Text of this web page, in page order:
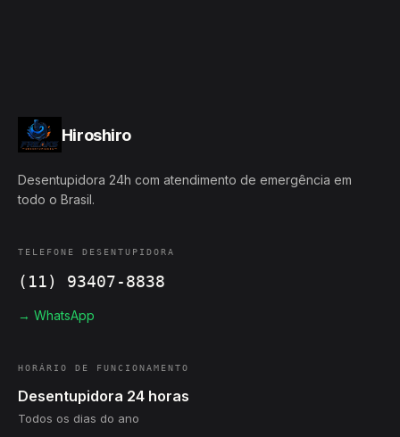
Hiroshiro
Desentupidora 24h com atendimento de emergência em
todo o Brasil.
TELEFONE DESENTUPIDORA
(11) 93407-8838
→ WhatsApp
HORÁRIO DE FUNCIONAMENTO
Desentupidora 24 horas
Todos os dias do ano